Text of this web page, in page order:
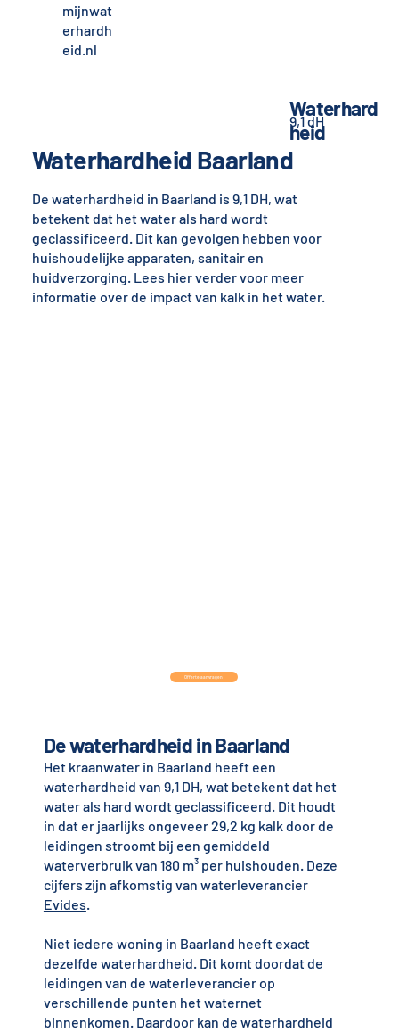
mijnwat
erhardh
eid.nl
Waterhardheid Baarland
De waterhardheid in Baarland is 9,1 DH, wat
betekent dat het water als hard wordt
geclassificeerd. Dit kan gevolgen hebben voor
huishoudelijke apparaten, sanitair en
huidverzorging. Lees hier verder voor meer
informatie over de impact van kalk in het water.
Waterhard
heid
9,1 dH
De waterhardheid in Baarland
Het kraanwater in Baarland heeft een
waterhardheid van 9,1 DH, wat betekent dat het
water als hard wordt geclassificeerd. Dit houdt
in dat er jaarlijks ongeveer 29,2 kg kalk door de
leidingen stroomt bij een gemiddeld
waterverbruik van 180 m³ per huishouden. Deze
cijfers zijn afkomstig van waterleverancier
Evides.
Niet iedere woning in Baarland heeft exact
dezelfde waterhardheid. Dit komt doordat de
leidingen van de waterleverancier op
verschillende punten het waternet
binnenkomen. Daardoor kan de waterhardheid
Offerte aanvragen